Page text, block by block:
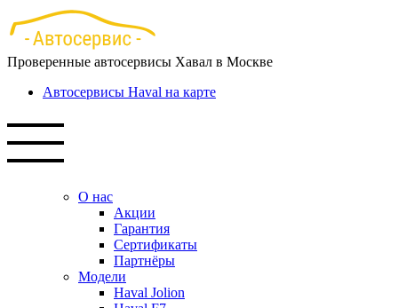
Перейти
к
основному
содержанию
Проверенные автосервисы Хавал в Москве
Автосервисы Haval на карте
О нас
Акции
Гарантия
Сертификаты
Партнёры
Модели
Haval Jolion